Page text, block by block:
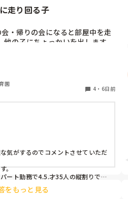
走り回る子
・帰りの会になると部屋中を走
の子にちょっかいを出します。
援児数名おり、そちらの対応で精
るとクラス全体の流れが止まっ
落ち着かなくなってしまう。別ス
そこにいることを拒み余計に興奮
ないかなと悩み、ここで相談させ
園
4 ・ 6日前
気がするのでコメントさせていただ
。
ート勤務で4.5.才35人の縦割りで
をもっと見る